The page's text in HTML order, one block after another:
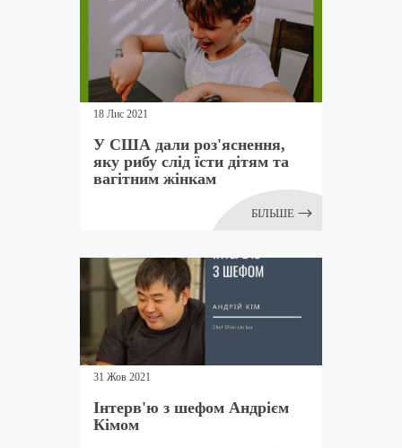
18 Лис 2021
У США дали роз'яснення,
яку рибу слід їсти дітям та
вагітним жінкам
БІЛЬШЕ
31 Жов 2021
Інтерв'ю з шефом Андрієм
Кімом